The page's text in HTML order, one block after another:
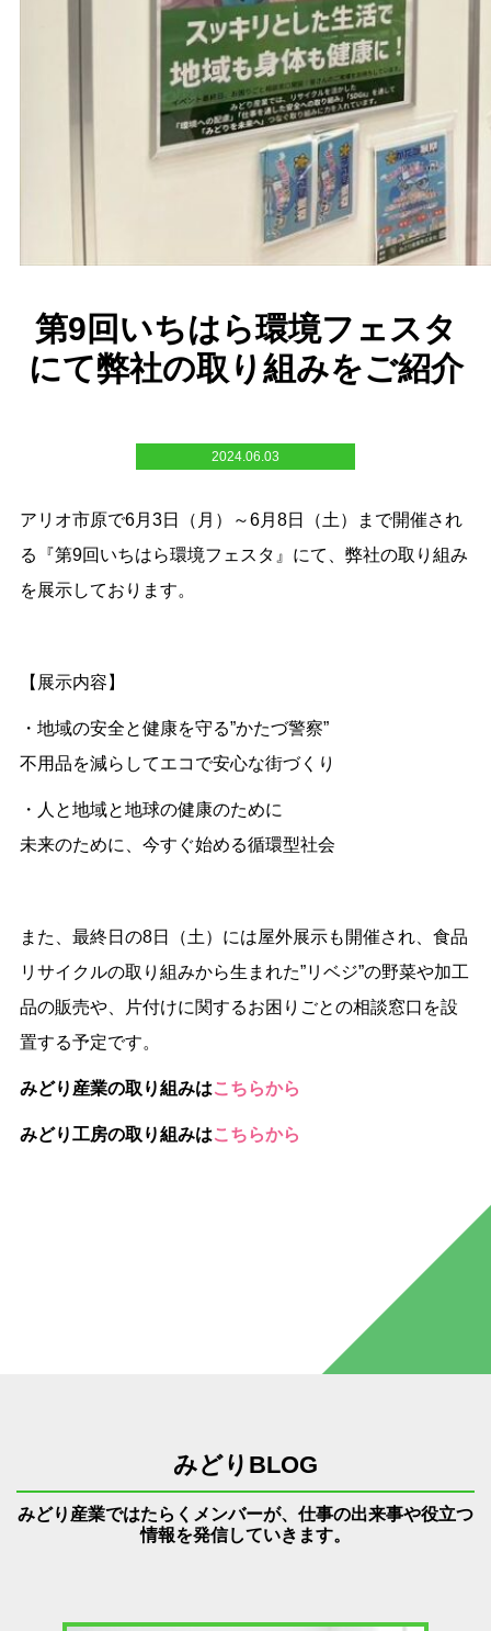
第9回いちはら環境フェスタ
にて弊社の取り組みをご紹介
2024.06.03
アリオ市原で6月3日（月）～6月8日（土）まで開催され
る『第9回いちはら環境フェスタ』にて、弊社の取り組み
を展示しております。
【展示内容】
・地域の安全と健康を守る”かたづ警察”
不用品を減らしてエコで安心な街づくり
・人と地域と地球の健康のために
未来のために、今すぐ始める循環型社会
また、最終日の8日（土）には屋外展示も開催され、食品
リサイクルの取り組みから生まれた”リベジ”の野菜や加工
品の販売や、片付けに関するお困りごとの相談窓口を設
置する予定です。
みどり産業の取り組みはこちらから
みどり工房の取り組みはこちらから
みどりBLOG
みどり産業ではたらくメンバーが、仕事の出来事や役立つ
情報を発信していきます。